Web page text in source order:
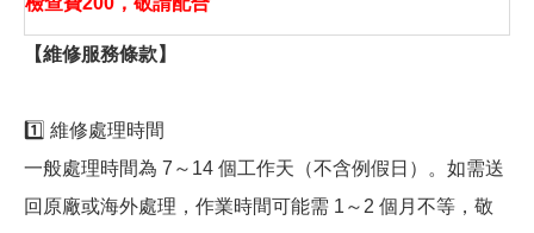
【維修服務條款】
1️⃣ 維修處理時間
一般處理時間為 7～14 個工作天（不含例假日）。如需送
回原廠或海外處理，作業時間可能需 1～2 個月不等，敬